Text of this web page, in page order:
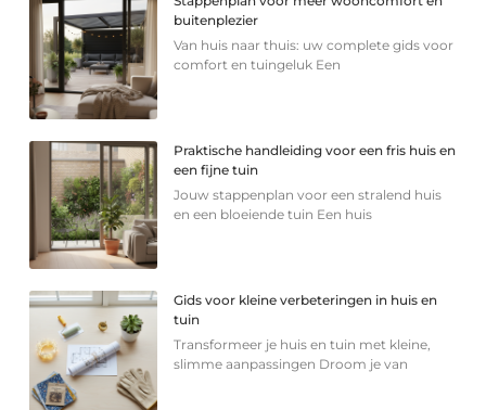
buitenplezier
Van huis naar thuis: uw complete gids voor
comfort en tuingeluk Een
Praktische handleiding voor een fris huis en
een fijne tuin
Jouw stappenplan voor een stralend huis
en een bloeiende tuin Een huis
Gids voor kleine verbeteringen in huis en
tuin
Transformeer je huis en tuin met kleine,
slimme aanpassingen Droom je van